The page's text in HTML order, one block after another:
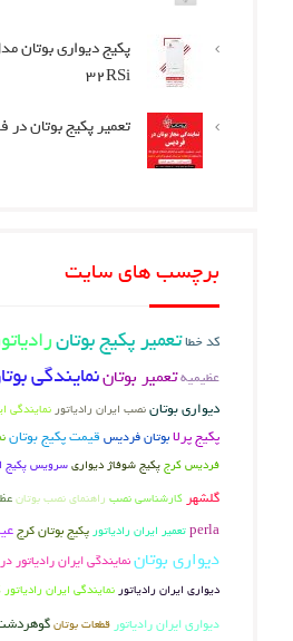
32RSi
تعمیر پکیج بوتان
برچسب های سایت
کد خطاتعمیر پکیج بوتان
عظیمیهتعمیر بوتاننمایندگی
دیواری بوتان نصب ایران رادیاتور نمایندگی
پکیج پرلابوتان فردیس قیمت پکیج بوتان
فردیس کرجپکیج شوفاژ دیواریسرویس پکیج
گلشهرکارشناسی نصب راهنمای نصب بوتان
perlaتعمیر ایران رادیاتورپکیج بوتان کرج
دیواری بوتاننمایندگی ایران رادیاتور
دیواری ایران رادیاتورنمایندگی ایران
دیواری ایران رادیاتور قطعات بوتان